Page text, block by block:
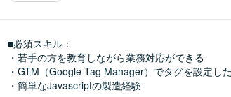
■必須スキル：
・若手の方を教育しながら業務対応ができる
・GTM（Google Tag Manager）でタグを設定し
・簡単なJavascriptの製造経験